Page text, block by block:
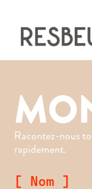
Racontez-nous
rapidement.
[ Nom ]